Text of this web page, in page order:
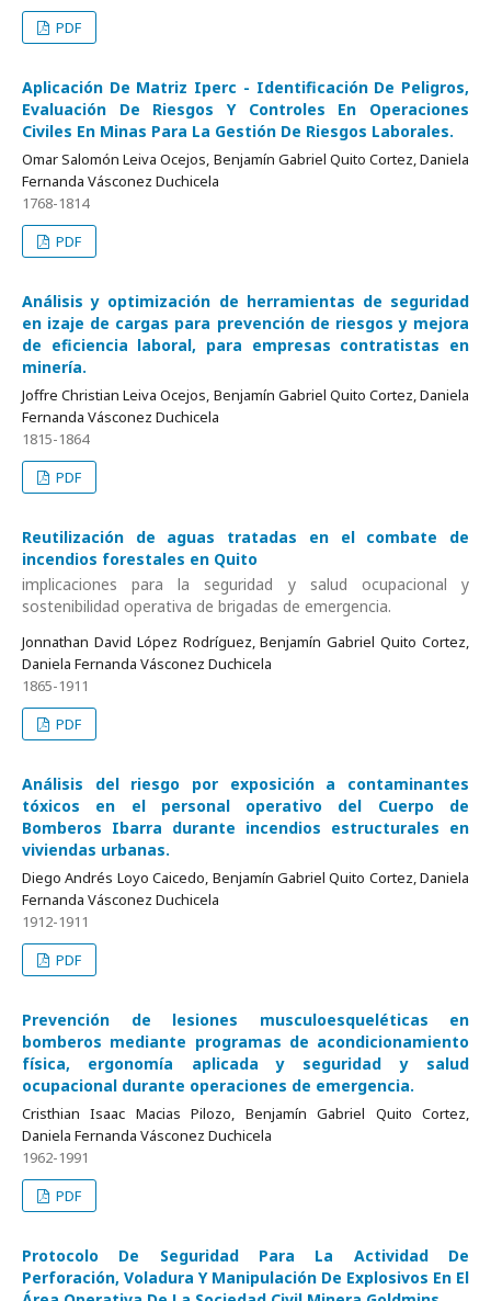
PDF
Aplicación De Matriz Iperc - Identificación De Peligros,
Evaluación De Riesgos Y Controles En Operaciones
Civiles En Minas Para La Gestión De Riesgos Laborales.
Omar Salomón Leiva Ocejos, Benjamín Gabriel Quito Cortez, Daniela
Fernanda Vásconez Duchicela
1768-1814
PDF
Análisis y optimización de herramientas de seguridad
en izaje de cargas para prevención de riesgos y mejora
de eficiencia laboral, para empresas contratistas en
minería.
Joffre Christian Leiva Ocejos, Benjamín Gabriel Quito Cortez, Daniela
Fernanda Vásconez Duchicela
1815-1864
PDF
Reutilización de aguas tratadas en el combate de
incendios forestales en Quito
implicaciones para la seguridad y salud ocupacional y
sostenibilidad operativa de brigadas de emergencia.
Jonnathan David López Rodríguez, Benjamín Gabriel Quito Cortez,
Daniela Fernanda Vásconez Duchicela
1865-1911
PDF
Análisis del riesgo por exposición a contaminantes
tóxicos en el personal operativo del Cuerpo de
Bomberos Ibarra durante incendios estructurales en
viviendas urbanas.
Diego Andrés Loyo Caicedo, Benjamín Gabriel Quito Cortez, Daniela
Fernanda Vásconez Duchicela
1912-1911
PDF
Prevención de lesiones musculoesqueléticas en
bomberos mediante programas de acondicionamiento
física, ergonomía aplicada y seguridad y salud
ocupacional durante operaciones de emergencia.
Cristhian Isaac Macias Pilozo, Benjamín Gabriel Quito Cortez,
Daniela Fernanda Vásconez Duchicela
1962-1991
PDF
Protocolo De Seguridad Para La Actividad De
Perforación, Voladura Y Manipulación De Explosivos En El